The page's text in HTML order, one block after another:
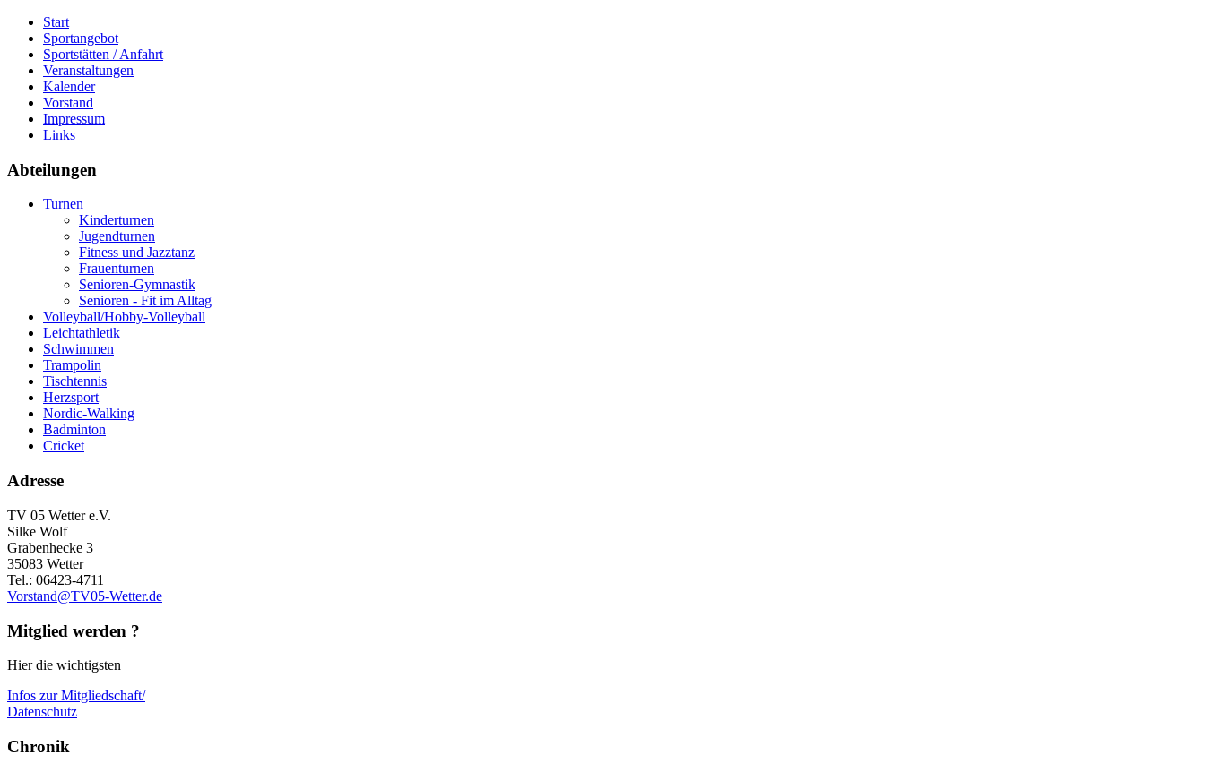
Start
Sportangebot
Sportstätten / Anfahrt
Veranstaltungen
Kalender
Vorstand
Impressum
Links
Abteilungen
Turnen
Kinderturnen
Jugendturnen
Fitness und Jazztanz
Frauenturnen
Senioren-Gymnastik
Senioren - Fit im Alltag
Volleyball/Hobby-Volleyball
Leichtathletik
Schwimmen
Trampolin
Tischtennis
Herzsport
Nordic-Walking
Badminton
Cricket
Adresse
TV 05 Wetter e.V.
Silke Wolf
Grabenhecke 3
35083 Wetter
Tel.: 06423-4711
Vorstand@TV05-Wetter.de
Mitglied werden ?
Hier die wichtigsten
Infos zur Mitgliedschaft/
Datenschutz
Chronik